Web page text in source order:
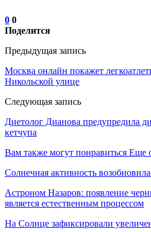
0 0
Поделится
Предыдущая запись
Москва онлайн покажет
Никольской улице
Следующая запись
Диетолог Дианова предупредила
кетчупа
Вам также могут понравиться Еще
Солнечная активность
Астроном Назаров: появление
является естественным процессом
На Солнце зафиксировали